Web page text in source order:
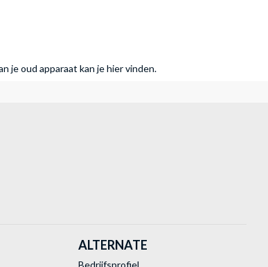
je oud apparaat kan je hier vinden.
ALTERNATE